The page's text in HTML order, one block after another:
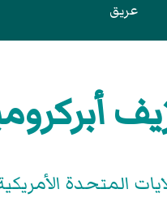
عريق
المتحدة